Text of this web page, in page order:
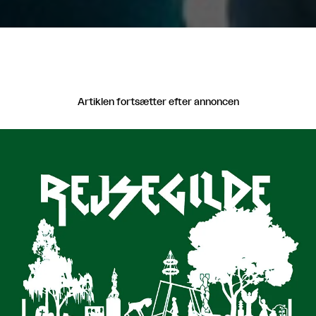
Artiklen fortsætter efter annoncen